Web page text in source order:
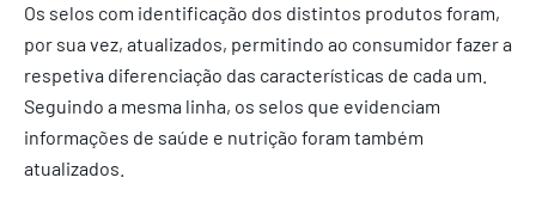
Os selos com identificação dos distintos produtos foram,
por sua vez, atualizados, permitindo ao consumidor fazer a
respetiva diferenciação das características de cada um.
Seguindo a mesma linha, os selos que evidenciam
informações de saúde e nutrição foram também
atualizados.